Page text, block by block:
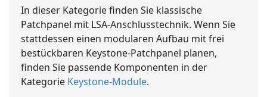
In dieser Kategorie finden Sie klassische
Patchpanel mit LSA-Anschlusstechnik. Wenn Sie
stattdessen einen modularen Aufbau mit frei
bestückbaren Keystone-Patchpanel planen,
finden Sie passende Komponenten in der
Kategorie Keystone-Module.